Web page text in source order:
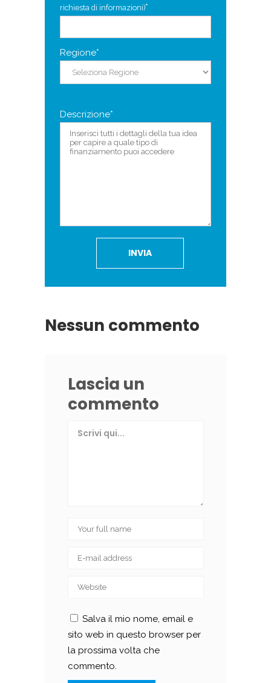
richiesta di informazioni)*
Regione*
Descrizione*
Nessun commento
Lascia un
commento
Salva il mio nome, email e
sito web in questo browser per
la prossima volta che
commento.